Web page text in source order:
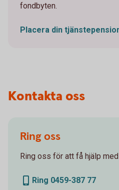
fondbyten.
Placera din
Kontakta oss
Ring oss
Ring oss för att få hjälp
Ring 0459-387 77